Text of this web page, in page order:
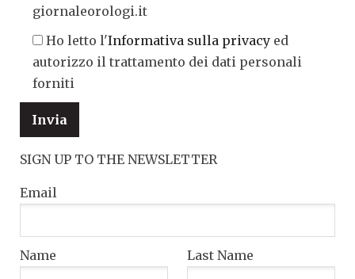
giornaleorologi.it
Ho letto l'Informativa sulla privacy ed
autorizzo il trattamento dei dati personali
forniti
SIGN UP TO THE NEWSLETTER
Email
Name Last Name